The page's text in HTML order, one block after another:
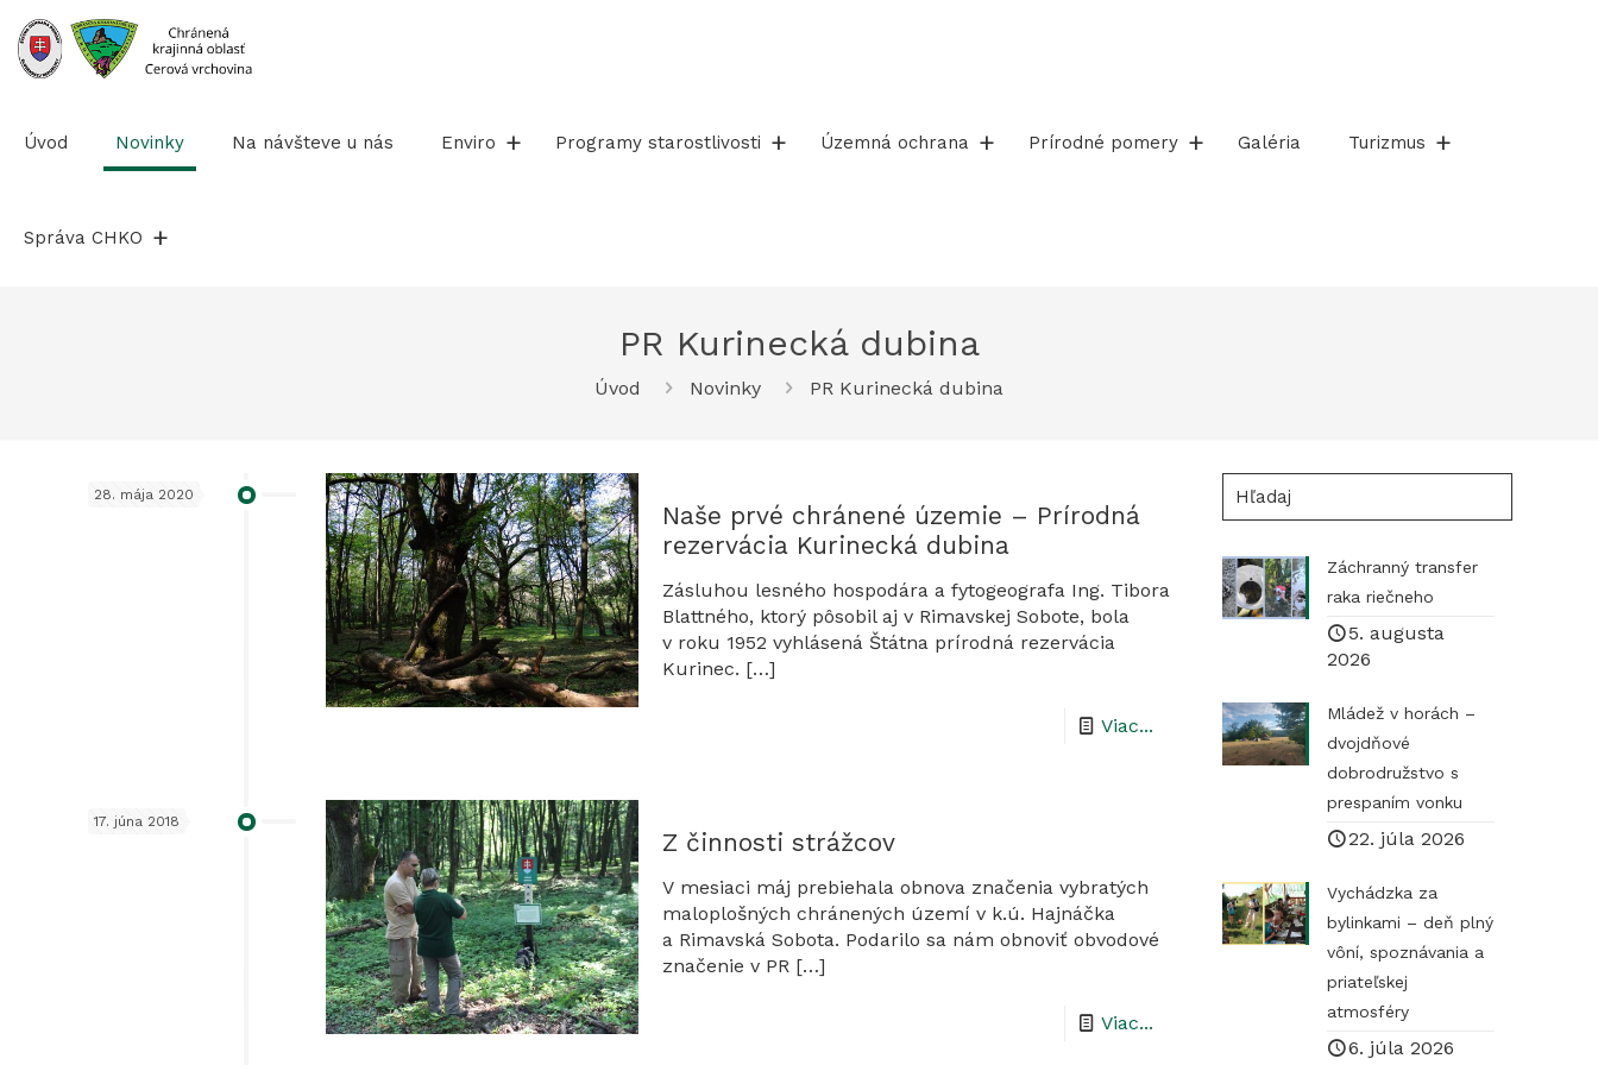
na
obsah
Úvod Novinky Na návšteve u nás Enviro Programy starostlivosti Územná ochrana Prírodné pomery Galéria Turizmus
Správa CHKO
PR Kurinecká dubina
Úvod Novinky PR Kurinecká dubina
28. mája 2020
Naše prvé chránené územie – Prírodná
rezervácia Kurinecká dubina
Zásluhou lesného hospodára a fytogeografa Ing. Tibora
Blattného, ktorý pôsobil aj v Rimavskej Sobote, bola
v roku 1952 vyhlásená Štátna prírodná rezervácia
Kurinec. […]
Viac...-
Prírodná
17. júna 2018
Z činnosti strážcov
V mesiaci máj prebiehala obnova značenia vybratých
maloplošných chránených území v k.ú. Hajnáčka
a Rimavská Sobota. Podarilo sa nám obnoviť obvodové
značenie v PR[…]
Viac...-
Hľadaj
Záchranný transfer
raka riečneho
5. augusta
2026
Mládež v horách –
dvojdňové
dobrodružstvo s
prespaním vonku
22. júla 2026
Vychádzka za
bylinkami – deň plný
vôní, spoznávania a
priateľskej
atmosféry
6. júla 2026